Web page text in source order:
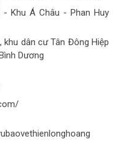
Khu Á Châu - Phan Huy
khu dân cư Tân Đông Hiệp
Dương